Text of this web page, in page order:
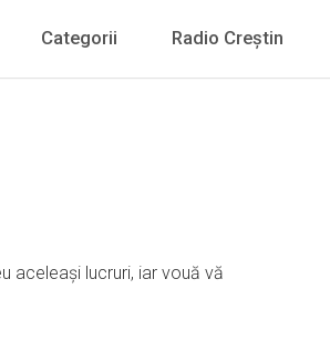
Categorii Radio Creștin
aceleaşi lucruri, iar vouă vă